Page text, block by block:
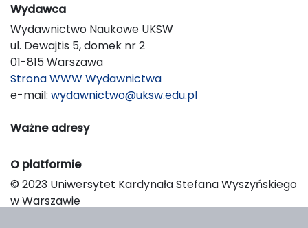
Wydawca
Wydawnictwo Naukowe UKSW
ul. Dewajtis 5, domek nr 2
01-815 Warszawa
Strona WWW Wydawnictwa
e-mail: wydawnictwo@uksw.edu.pl
Ważne adresy
O platformie
© 2023 Uniwersytet Kardynała Stefana Wyszyńskiego
w Warszawie